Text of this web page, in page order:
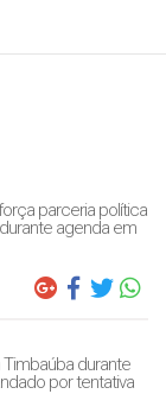
parceria política
agenda em
durante
por tentativa